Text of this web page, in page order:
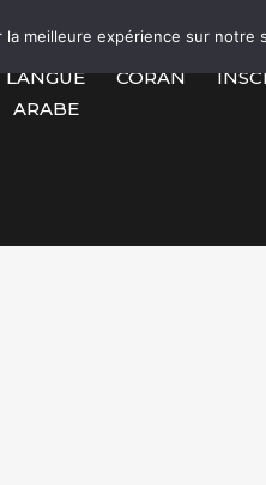
LANGUE
ARABE
CORAN
meilleure expérience sur